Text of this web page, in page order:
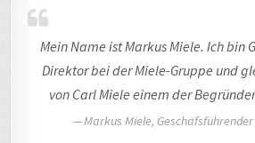
Mein Name ist Markus Miele. Ich bin
Direktor bei der Miele-Gruppe und
von Carl Miele einem der
Markus Miele,